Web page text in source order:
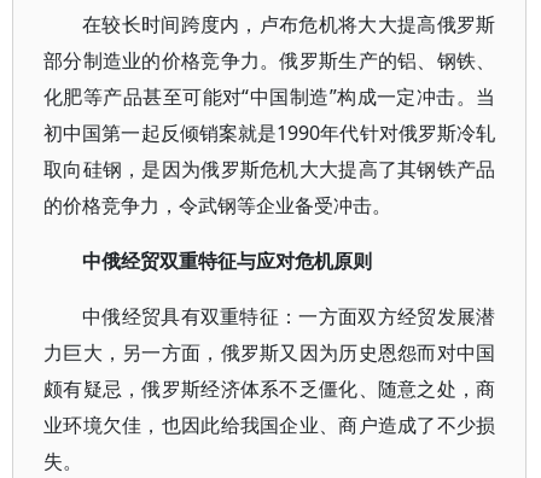
在较长时间跨度内，卢布危机将大大提高俄罗斯
部分制造业的价格竞争力。俄罗斯生产的铝、钢铁、
化肥等产品甚至可能对“中国制造”构成一定冲击。当
初中国第一起反倾销案就是1990年代针对俄罗斯冷轧
取向硅钢，是因为俄罗斯危机大大提高了其钢铁产品
的价格竞争力，令武钢等企业备受冲击。
中俄经贸双重特征与应对危机原则
中俄经贸具有双重特征：一方面双方经贸发展潜
力巨大，另一方面，俄罗斯又因为历史恩怨而对中国
颇有疑忌，俄罗斯经济体系不乏僵化、随意之处，商
业环境欠佳，也因此给我国企业、商户造成了不少损
失。